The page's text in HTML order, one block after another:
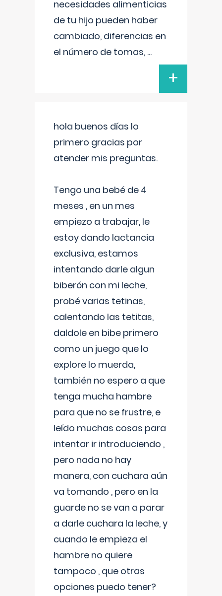
necesidades alimenticias
de tu hijo pueden haber
cambiado, diferencias en
el número de tomas, ...
+
hola buenos días lo
primero gracias por
atender mis preguntas.
Tengo una bebé de 4
meses , en un mes
empiezo a trabajar, le
estoy dando lactancia
exclusiva, estamos
intentando darle algun
biberón con mi leche,
probé varias tetinas,
calentando las tetitas,
daldole en bibe primero
como un juego que lo
explore lo muerda,
también no espero a que
tenga mucha hambre
para que no se frustre, e
leído muchas cosas para
intentar ir introduciendo ,
pero nada no hay
manera, con cuchara aún
va tomando , pero en la
guarde no se van a parar
a darle cuchara la leche, y
cuando le empieza el
hambre no quiere
tampoco , que otras
opciones puedo tener?